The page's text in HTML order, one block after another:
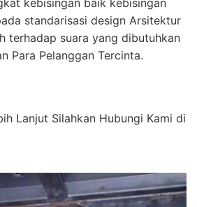
kebisingan baik kebisingan
standarisasi design Arsitektur
terhadap suara yang dibutuhkan
Para Pelanggan Tercinta.
Lanjut Silahkan Hubungi Kami di